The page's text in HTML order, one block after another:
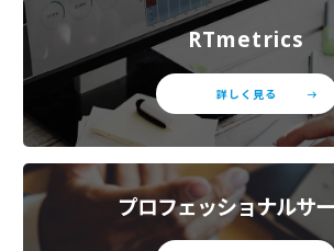
RTmetrics
詳しく見る
プロフェッショナルサ